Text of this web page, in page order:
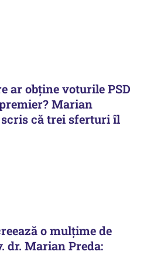
ar obține voturile PSD
Marian
scris că trei sferturi îl
o mulțime de
dr. Marian Preda: